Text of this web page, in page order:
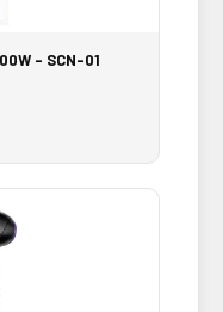
- SCN-01